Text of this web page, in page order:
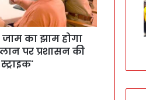
का झाम होगा
पर प्रशासन की